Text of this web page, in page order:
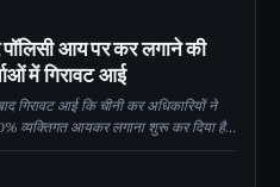
पॉलिसी आय पर कर लगाने की
में गिरावट आई
गिरावट आई कि चीनी कर अधिकारियों ने
व्यक्तिगत आयकर लगाना शुरू कर दिया है।